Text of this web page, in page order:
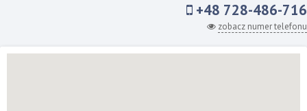
+48 728-486-716
zobacz numer telefonu